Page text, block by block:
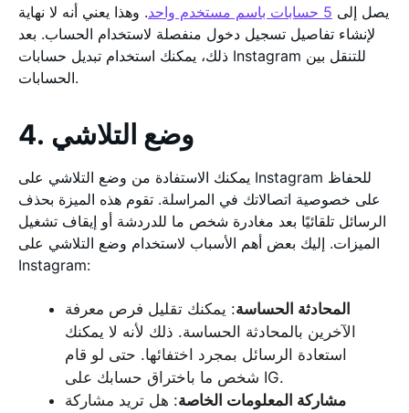
يصل إلى 5 حسابات باسم مستخدم واحد
. وهذا يعني أنه لا نهاية
لإنشاء تفاصيل تسجيل دخول منفصلة لاستخدام الحساب. بعد
ذلك، يمكنك استخدام تبديل حسابات Instagram للتنقل بين
الحسابات.
4. وضع التلاشي
يمكنك الاستفادة من وضع التلاشي على Instagram للحفاظ
على خصوصية اتصالاتك في المراسلة. تقوم هذه الميزة بحذف
الرسائل تلقائيًا بعد مغادرة شخص ما للدردشة أو إيقاف تشغيل
الميزات. إليك بعض أهم الأسباب لاستخدام وضع التلاشي على
Instagram:
المحادثة الحساسة: يمكنك تقليل فرص معرفة
الآخرين بالمحادثة الحساسة. ذلك لأنه لا يمكنك
استعادة الرسائل بمجرد اختفائها. حتى لو قام
شخص ما باختراق حسابك على IG.
مشاركة المعلومات الخاصة: هل تريد مشاركة